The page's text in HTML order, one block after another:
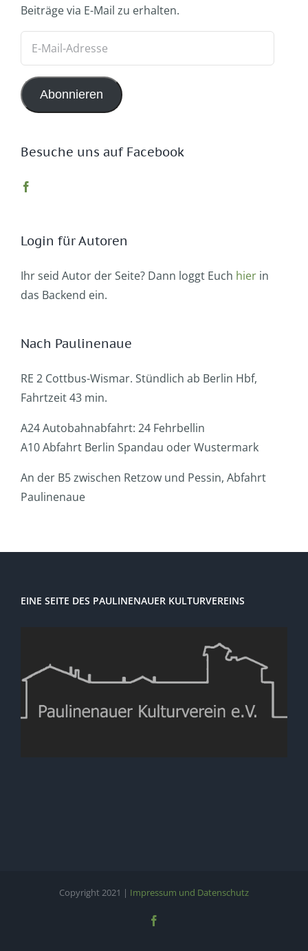
Beiträge via E-Mail zu erhalten.
Adresse
Abonnieren
Besuche uns auf Facebook
Login für Autoren
Ihr seid Autor der Seite? Dann loggt Euch hier in
das Backend ein.
Nach Paulinenaue
RE 2 Cottbus-Wismar. Stündlich ab Berlin Hbf,
Fahrtzeit 43 min.
A24 Autobahnabfahrt: 24 Fehrbellin
A10 Abfahrt Berlin Spandau oder Wustermark
An der B5 zwischen Retzow und Pessin, Abfahrt
Paulinenaue
EINE SEITE DES PAULINENAUER KULTURVEREINS
Copyright 2021 | Impressum und Datenschutz